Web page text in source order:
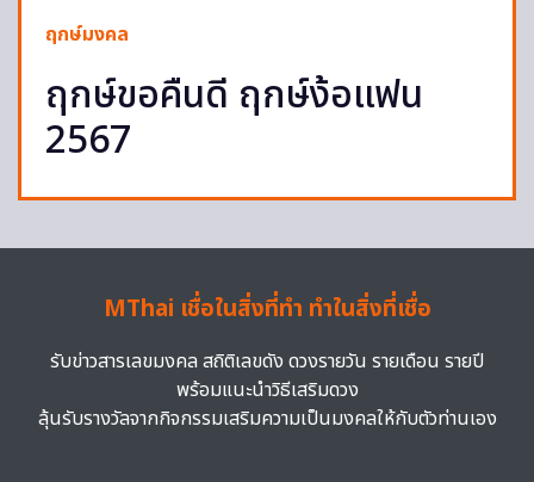
ฤกษ์มงคล
ฤกษ์ขอคืนดี ฤกษ์ง้อแฟน
2567
MThai เชื่อในสิ่งที่ทำ ทำในสิ่งที่เชื่อ
รับข่าวสารเลขมงคล สถิติเลขดัง ดวงรายวัน รายเดือน รายปี
พร้อมแนะนำวิธีเสริมดวง
ลุ้นรับรางวัลจากกิจกรรมเสริมความเป็นมงคลให้กับตัวท่านเอง